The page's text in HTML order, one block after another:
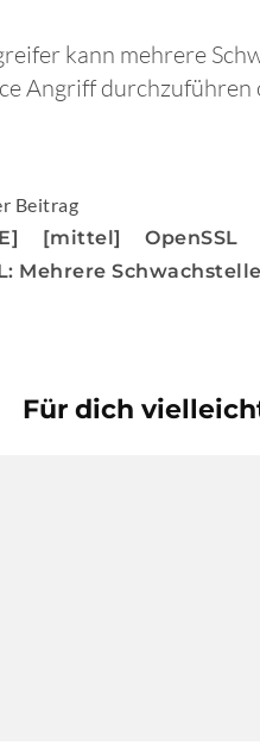
kann mehrere
Angriff
Beitrag
[mittel] OpenSSL
Mehrere
Für dich